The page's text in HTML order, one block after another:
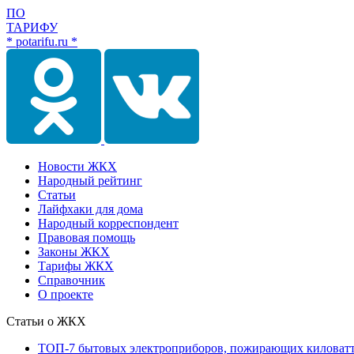
ПО
ТАРИФУ
* potarifu.ru *
Новости ЖКХ
Народный рейтинг
Статьи
Лайфхаки для дома
Народный корреспондент
Правовая помощь
Законы ЖКХ
Тарифы ЖКХ
Справочник
О проекте
Статьи о ЖКХ
ТОП-7 бытовых электроприборов, пожирающих